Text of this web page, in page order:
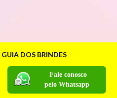
GUIA DOS BRINDES
Fale conosco
pelo Whatsapp